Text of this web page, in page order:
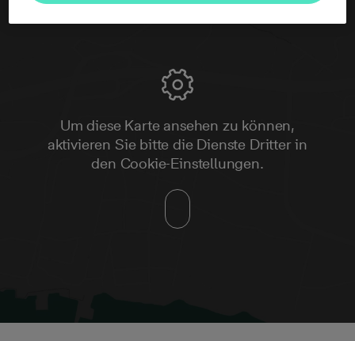
Um diese Karte ansehen zu können,
aktivieren Sie bitte die Dienste Dritter in
den Cookie-Einstellungen.